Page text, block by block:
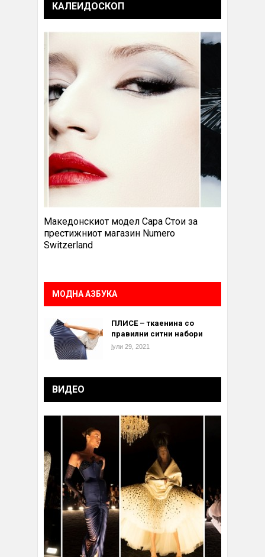
КАЛЕИДОСКОП
Македонскиот модел Сара Стои за
престижниот магазин Numero
Switzerland
МОДНА АЗБУКА
ПЛИСЕ – ткаенина со
правилни ситни набори
јули 29, 2021
ВИДЕО